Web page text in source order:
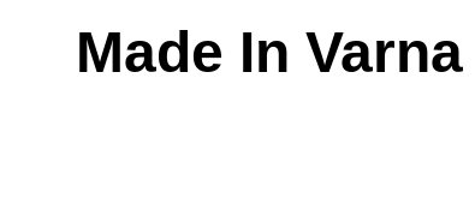
Made In Varna